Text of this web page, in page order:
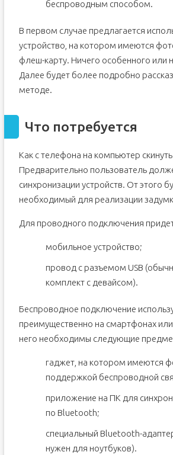
беспроводным способом.
В первом случае предлагается
устройство, на котором имеются
флеш-карту. Ничего особенного или
Далее будет более подробно
методе.
Что потребуется
Как с телефона на компьютер
Предварительно пользователь
синхронизации устройств. От этого
необходимый для реализации
Для проводного подключения
мобильное устройство;
провод с разъемом USB
комплект с девайсом).
Беспроводное подключение
преимущественно на смартфонах
него необходимы следующие
гаджет, на котором имеются
поддержкой беспроводной
приложение на ПК для
по Bluetooth;
специальный Bluetooth-
нужен для ноутбуков).